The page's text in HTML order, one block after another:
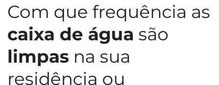
Com que frequência as
caixa de água são
limpas na sua
residência ou